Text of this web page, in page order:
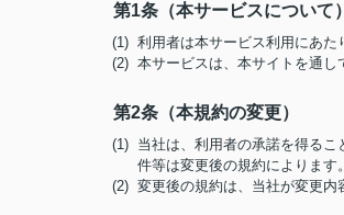
第1条（本サービスについて）
(1) 利用者は本サービス利用にあた
(2) 本サービスは、本サイトを通し
第2条（本規約の変更）
(1) 当社は、利用者の承諾を得るこ
件等は変更後の規約によります。
(2) 変更後の規約は、当社が変更内